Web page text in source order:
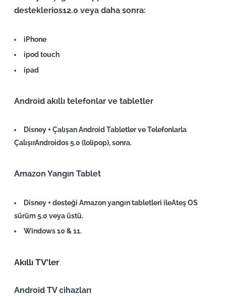
desteklerios12.0 veya daha sonra:
iPhone
ipod touch
ipad
Android akıllı telefonlar ve tabletler
Disney + Çalışan Android Tabletler ve Telefonlarla
ÇalışırAndroidos 5.0 (lolipop), sonra.
Amazon Yangın Tablet
Disney + desteği Amazon yangın tabletleri ileAteş OS
sürüm 5.0 veya üstü.
Windows 10 & 11.
Akıllı TV'ler
Android TV cihazları